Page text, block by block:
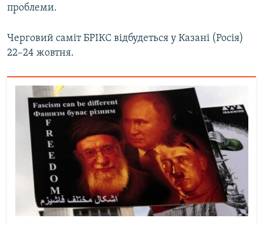
проблеми.
Черговий саміт БРІКС відбудеться у Казані (Росія)
22–24 жовтня.